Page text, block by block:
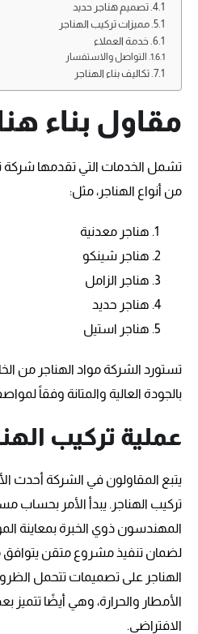
تصميم هناجر حديد
مميزات تركيب الهناجر
خدمة العملاء
التواصل والاستفسار
تكاليف بناء الهناجر
مقاول بناء
تشمل الخدمات التي تقدمها شركة
من أنواع الهناجر، مثل:
هناجر معدنية
هناجر شينكو
هناجر الزامل
هناجر حديد
هناجر استيل
تستورد الشركة مواد الهناجر من
بالجودة العالية والمتانة وفقاً
عملية تركيب
يتبع المقاولون في الشركة أحدث
تركيب الهناجر. يبدأ الأمر بحساب
المهندسون ذوي الخبرة بمعاينة
لضمان تنفيذ مشروع متقن يتوافق
الهناجر على تصميمات تتحمل
الأمطار والحرارة، وهي أيضًا تتميز
الافتراضي.